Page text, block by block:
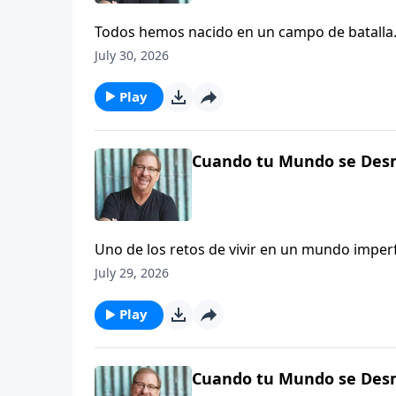
Todos hemos nacido en un campo de
Seamos quienes seamos, formamos parte
nuestra lucha no es POR la victoria; nuestra
July 30, 2026
Play
Cuando tu Mundo se
Uno de los retos de vivir en un mundo
que tu vida no tiene arreglo, te equivocas.
pueda parecer tu vida, no importa lo mal
restaurarte.
July 29, 2026
Play
Cuando tu Mundo se